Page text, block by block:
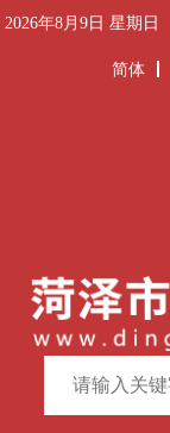
2026年8月9日 星期日
简体